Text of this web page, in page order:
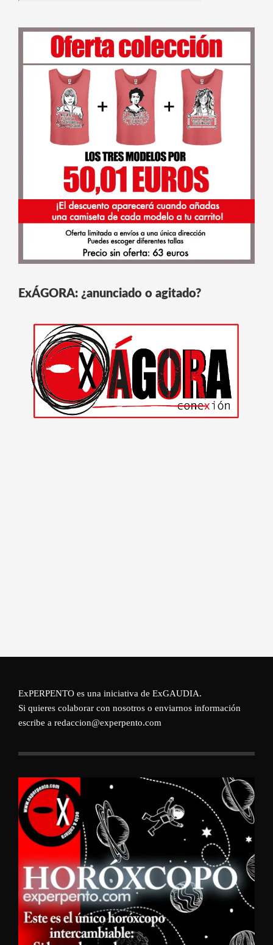
ExÁGORA: ¿anunciado o agitado?
ExPERPENTO es una iniciativa de ExGAUDIA.
Si quieres colaborar con nosotros o enviarnos información
escribe a redaccion@experpento.com